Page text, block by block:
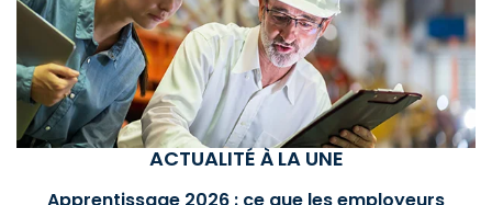
ACTUALITÉ À LA UNE